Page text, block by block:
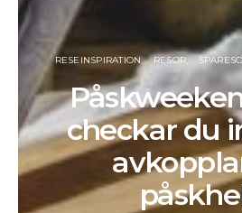
RESEINSPIRATION RESOR
checkar du